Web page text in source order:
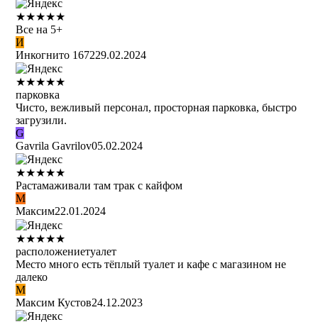
★★★★★
Все на 5+
И
Инкогнито 167229.02.2024
★★★★★
парковка
Чисто, вежливый персонал, просторная парковка, быстро
загрузили.
G
Gavrila Gavrilov05.02.2024
★★★★★
Растамаживали там трак с кайфом
М
Максим22.01.2024
★★★★★
расположениетуалет
Место много есть тёплый туалет и кафе с магазином не
далеко
М
Максим Кустов24.12.2023